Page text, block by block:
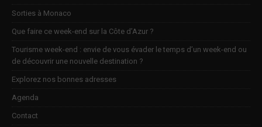
Sorties à Monaco
Que faire ce week-end sur la Côte d’Azur ?
Tourisme week-end : envie de vous évader le temps d’un week-end ou
de découvrir une nouvelle destination ?
Explorez nos bonnes adresses
Agenda
Contact